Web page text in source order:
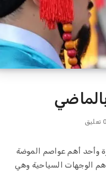
0 تعليق
وأحد أهم عواصم الموضة
الوجهات السياحية وهي